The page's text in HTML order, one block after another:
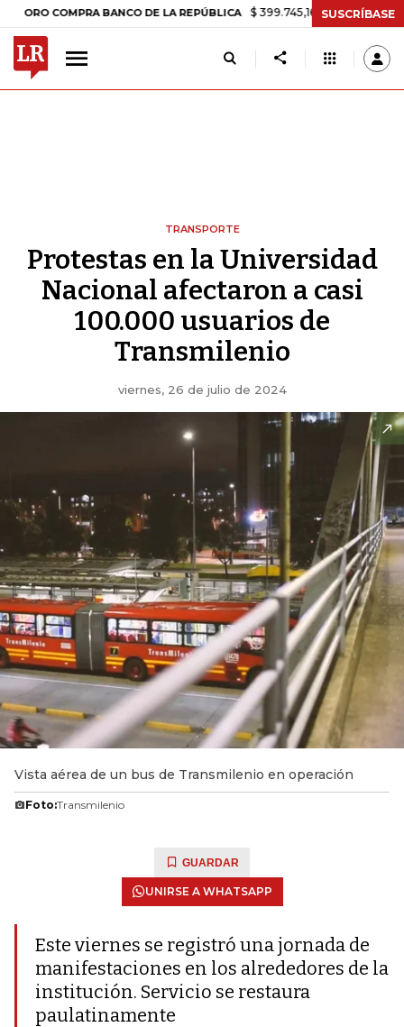
COMPRA BANCO DE LA REPÚBLICA $ 399.745,16 +$ 2.295,71 +0,58%
SUSCRÍBASE
TRANSPORTE
Protestas en la Universidad
Nacional afectaron a casi
100.000 usuarios de
Transmilenio
viernes, 26 de julio de 2024
Vista aérea de un bus de Transmilenio en operación
Foto:Transmilenio
GUARDAR
UNIRSE A WHATSAPP
Este viernes se registró una jornada de
manifestaciones en los alrededores de la
institución. Servicio se restaura
paulatinamente